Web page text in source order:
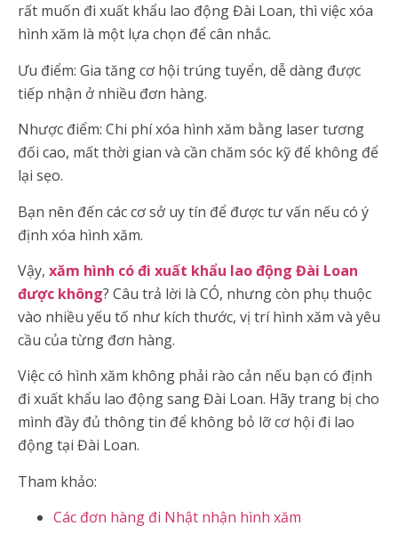
rất muốn đi xuất khẩu lao động Đài Loan, thì việc xóa
hình xăm là một lựa chọn để cân nhắc.
Ưu điểm: Gia tăng cơ hội trúng tuyển, dễ dàng được
tiếp nhận ở nhiều đơn hàng.
Nhược điểm: Chi phí xóa hình xăm bằng laser tương
đối cao, mất thời gian và cần chăm sóc kỹ để không để
lại sẹo.
Bạn nên đến các cơ sở uy tín để được tư vấn nếu có ý
định xóa hình xăm.
Vậy, xăm hình có đi xuất khẩu lao động Đài Loan
được không? Câu trả lời là CÓ, nhưng còn phụ thuộc
vào nhiều yếu tố như kích thước, vị trí hình xăm và yêu
cầu của từng đơn hàng.
Việc có hình xăm không phải rào cản nếu bạn có định
đi xuất khẩu lao động sang Đài Loan. Hãy trang bị cho
mình đầy đủ thông tin để không bỏ lỡ cơ hội đi lao
động tại Đài Loan.
Tham khảo:
Các đơn hàng đi Nhật nhận hình xăm